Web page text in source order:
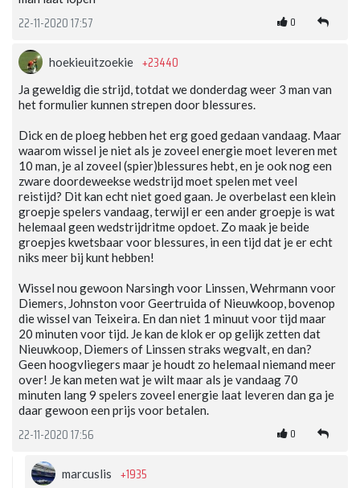
22-11-2020 17:57 0
hoekieuitzoekie +23440
Ja geweldig die strijd, totdat we donderdag weer 3 man van
het formulier kunnen strepen door blessures.
Dick en de ploeg hebben het erg goed gedaan vandaag. Maar
waarom wissel je niet als je zoveel energie moet leveren met
10 man, je al zoveel (spier)blessures hebt, en je ook nog een
zware doordeweekse wedstrijd moet spelen met veel
reistijd? Dit kan echt niet goed gaan. Je overbelast een klein
groepje spelers vandaag, terwijl er een ander groepje is wat
helemaal geen wedstrijdritme opdoet. Zo maak je beide
groepjes kwetsbaar voor blessures, in een tijd dat je er echt
niks meer bij kunt hebben!
Wissel nou gewoon Narsingh voor Linssen, Wehrmann voor
Diemers, Johnston voor Geertruida of Nieuwkoop, bovenop
die wissel van Teixeira. En dan niet 1 minuut voor tijd maar
20 minuten voor tijd. Je kan de klok er op gelijk zetten dat
Nieuwkoop, Diemers of Linssen straks wegvalt, en dan?
Geen hoogvliegers maar je houdt zo helemaal niemand meer
over! Je kan meten wat je wilt maar als je vandaag 70
minuten lang 9 spelers zoveel energie laat leveren dan ga je
daar gewoon een prijs voor betalen.
22-11-2020 17:56 0
marcuslis +1935